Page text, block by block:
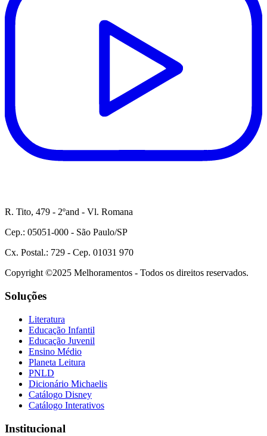
R. Tito, 479 - 2ºand - Vl. Romana
Cep.: 05051-000 - São Paulo/SP
Cx. Postal.: 729 - Cep. 01031 970
Copyright ©2025 Melhoramentos - Todos os direitos reservados.
Soluções
Literatura
Educação Infantil
Educação Juvenil
Ensino Médio
Planeta Leitura
PNLD
Dicionário Michaelis
Catálogo Disney
Catálogo Interativos
Institucional